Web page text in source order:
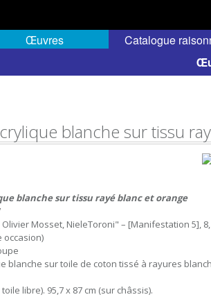
Œuvres
Catalogue
blanche sur tissu
blanche sur tissu rayé blanc et orange
Mosset, NieleToroni" – [Manifestation 5],
occasion)
blanche sur toile de coton tissé à rayures
toile libre). 95,7 x 87 cm (sur châssis).